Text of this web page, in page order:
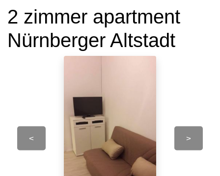
2 zimmer apartment
Nürnberger Altstadt
< >